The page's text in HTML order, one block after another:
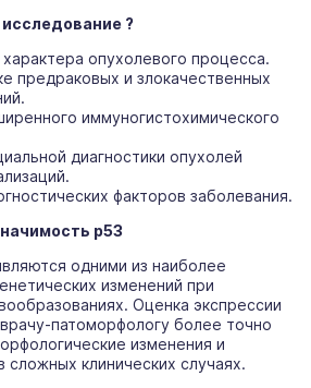
?
опухолевого процесса.
предраковых и злокачественных
иммуногистохимического
диагностики опухолей
факторов заболевания.
p53
одними из наиболее
изменений при
Оценка экспрессии
патоморфологу более точно
изменения и
сложных клинических случаях.